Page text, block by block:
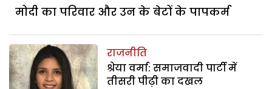
मोदी का परिवार और उन के बेटों के पापकर्म
राजनीति
श्रेया वर्मा: समाजवादी पार्टी में
तीसरी पीढ़ी का दखल